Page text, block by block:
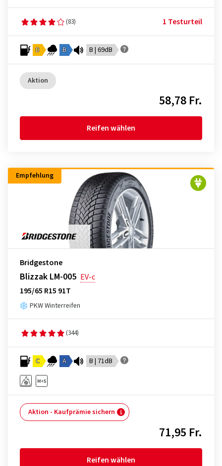
(83) 1 Testurteil
D B B | 69dB
Aktion
58,78 Fr.
Reifen wählen
Empfehlung
Bridgestone
Blizzak LM-005 EV-c
195/65 R15 91T
PKW Winterreifen
(344)
C A B | 71dB
Aktion - Kaufprämie sichern
71,95 Fr.
Reifen wählen